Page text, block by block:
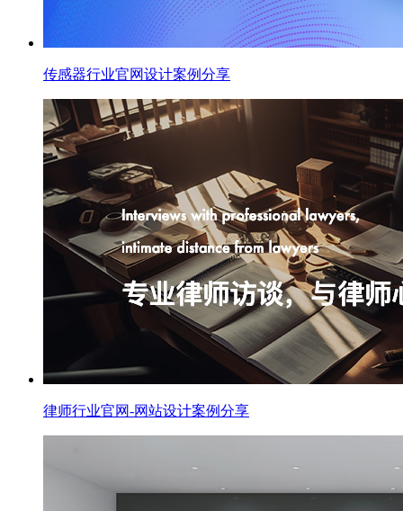
传感器行业官网设计案例分享
律师行业官网-网站设计案例分享